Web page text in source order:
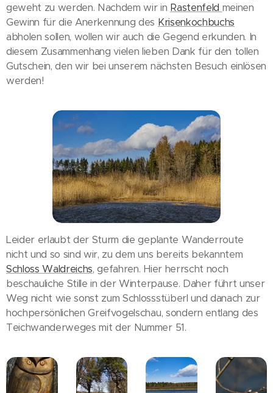
geweht zu werden. Nachdem wir in Rastenfeld meinen
Gewinn für die Anerkennung des Krisenkochbuchs
abholen sollen, wollen wir auch die Gegend erkunden. In
diesem Zusammenhang vielen lieben Dank für den tollen
Gutschein, den wir bei unserem nächsten Besuch einlösen
werden!
Leider erlaubt der Sturm die geplante Wanderroute
nicht und so sind wir, zu dem uns bereits bekanntem
Schloss Waldreichs, gefahren. Hier herrscht noch
beschauliche Stille in der Winterpause. Daher führt unser
Weg nicht wie sonst zum Schlossstüberl und danach zur
hochpersönlichen Greifvogelschau, sondern entlang des
Teichwanderweges mit der Nummer 51.